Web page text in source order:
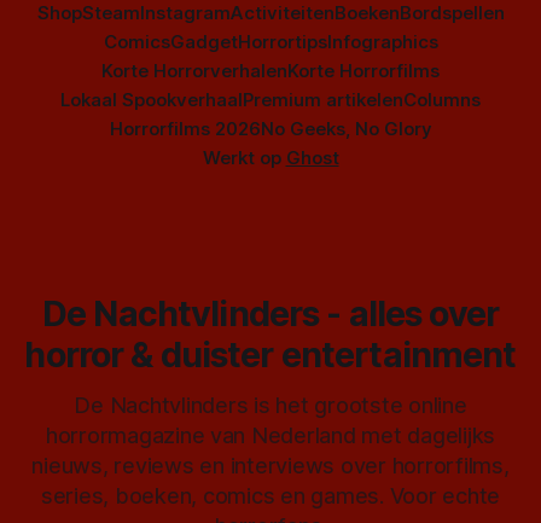
ShopSteamInstagramActiviteitenBoekenBordspellen
ComicsGadgetHorrortipsInfographics
Korte HorrorverhalenKorte Horrorfilms
Lokaal SpookverhaalPremium artikelenColumns
Horrorfilms 2026No Geeks, No Glory
Werkt op Ghost
De Nachtvlinders - alles over
horror & duister entertainment
De Nachtvlinders is het grootste online
horrormagazine van Nederland met dagelijks
nieuws, reviews en interviews over horrorfilms,
series, boeken, comics en games. Voor echte